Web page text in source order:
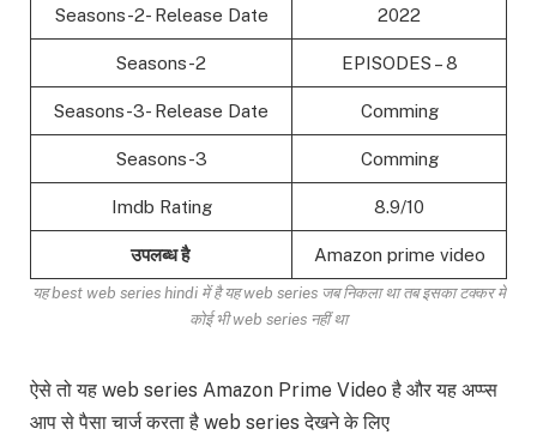
Seasons-2- Release Date 2022
Seasons-2 EPISODES – 8
Seasons-3- Release Date Comming
Seasons-3 Comming
Imdb Rating 8.9/10
उपलब्ध है Amazon prime video
यह best web series hindi में है यह web series जब निकला था तब इसका टक्कर में
कोई भी web series नहीं था
ऐसे तो यह web series Amazon Prime Video है और यह अप्प्स
आप से पैसा चार्ज करता है web series देखने के लिए